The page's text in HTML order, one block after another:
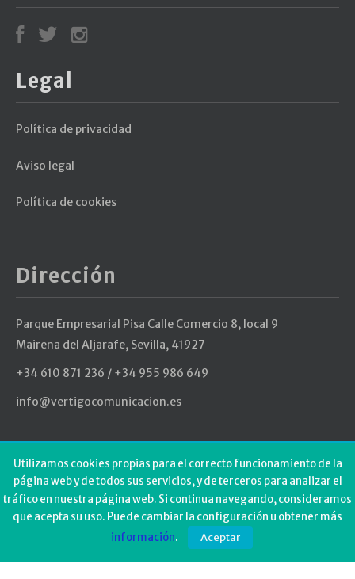
Legal
Política de privacidad
Aviso legal
Política de cookies
Dirección
Parque Empresarial Pisa Calle Comercio 8, local 9
Mairena del Aljarafe, Sevilla, 41927
+34 610 871 236 / +34 955 986 649
info@vertigocomunicacion.es
Últimos Tweets
Could not authenticate you.
Utilizamos cookies propias para el correcto funcionamiento de la
página web y de todos sus servicios, y de terceros para analizar el
tráfico en nuestra página web. Si continua navegando, consideramos
que acepta su uso. Puede cambiar la configuración u obtener más
información. Aceptar